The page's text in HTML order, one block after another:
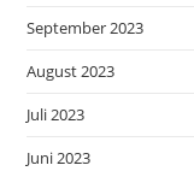
September 2023
August 2023
Juli 2023
Juni 2023